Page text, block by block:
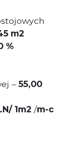
m2
%
– 55,00
1m2 /m-c